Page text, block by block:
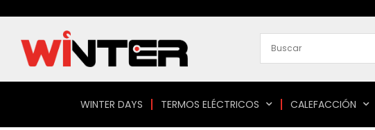
contenido
WINTER DAYS TERMOS ELÉCTRICOS CALEFACCIÓN